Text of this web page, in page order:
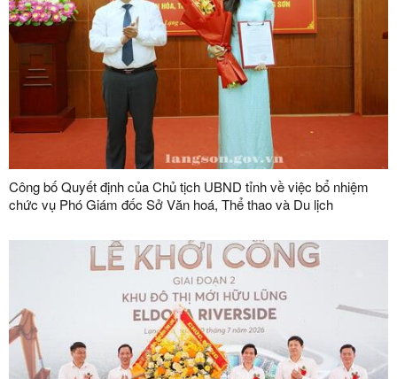
Công bố Quyết định của Chủ tịch UBND tỉnh về việc bổ nhiệm
chức vụ Phó Giám đốc Sở Văn hoá, Thể thao và Du lịch